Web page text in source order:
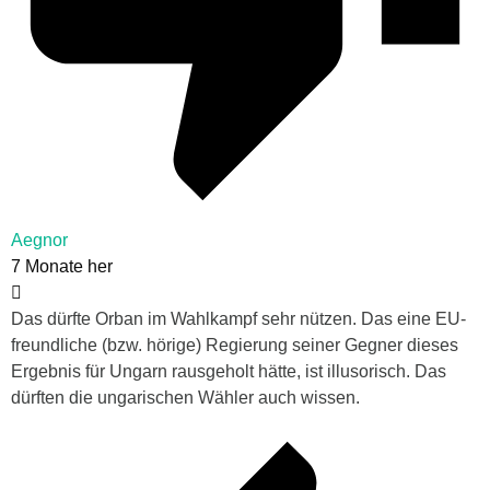
Aegnor
7 Monate her
Das dürfte Orban im Wahlkampf sehr nützen. Das eine EU-
freundliche (bzw. hörige) Regierung seiner Gegner dieses
Ergebnis für Ungarn rausgeholt hätte, ist illusorisch. Das
dürften die ungarischen Wähler auch wissen.